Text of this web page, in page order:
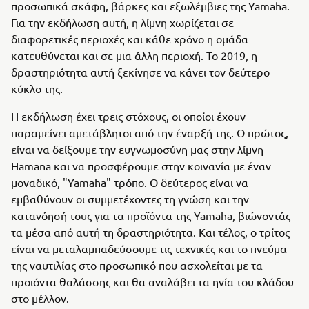
προσωπικά σκάφη, βάρκες και εξωλέμβιες της Yamaha.
Για την εκδήλωση αυτή, η λίμνη χωρίζεται σε
διαφορετικές περιοχές και κάθε χρόνο η ομάδα
κατευθύνεται και σε μια άλλη περιοχή. Το 2019, η
δραστηριότητα αυτή ξεκίνησε να κάνει τον δεύτερο
κύκλο της.
Η εκδήλωση έχει τρεις στόχους, οι οποίοι έχουν
παραμείνει αμετάβλητοι από την έναρξή της. Ο πρώτος,
είναι να δείξουμε την ευγνωμοσύνη μας στην λίμνη
Hamana και να προσφέρουμε στην κοινανία με έναν
μοναδικό, "Yamaha" τρόπο. Ο δεύτερος είναι να
εμβαθύνουν οι συμμετέχοντες τη γνώση και την
κατανόησή τους για τα προϊόντα της Yamaha, βιώνοντάς
τα μέσα από αυτή τη δραστηριότητα. Και τέλος, ο τρίτος
είναι να μεταλαμπαδεύσουμε τις τεχνικές και το πνεύμα
της ναυτιλίας στο προσωπικό που ασχολείται με τα
προιόντα θαλάσσης και θα αναλάβει τα ηνία του κλάδου
στο μέλλον.